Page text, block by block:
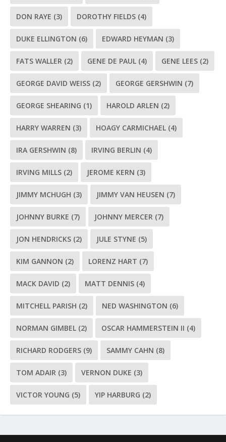
DON RAYE (3) DOROTHY FIELDS (4)
DUKE ELLINGTON (6) EDWARD HEYMAN (3)
FATS WALLER (2) GENE DE PAUL (4) GENE LEES (2)
GEORGE DAVID WEISS (2) GEORGE GERSHWIN (7)
GEORGE SHEARING (1) HAROLD ARLEN (2)
HARRY WARREN (3) HOAGY CARMICHAEL (4)
IRA GERSHWIN (8) IRVING BERLIN (4)
IRVING MILLS (2) JEROME KERN (3)
JIMMY MCHUGH (3) JIMMY VAN HEUSEN (7)
JOHNNY BURKE (7) JOHNNY MERCER (7)
JON HENDRICKS (2) JULE STYNE (5)
KIM GANNON (2) LORENZ HART (7)
MACK DAVID (2) MATT DENNIS (4)
MITCHELL PARISH (2) NED WASHINGTON (6)
NORMAN GIMBEL (2) OSCAR HAMMERSTEIN II (4)
RICHARD RODGERS (9) SAMMY CAHN (8)
TOM ADAIR (3) VERNON DUKE (3)
VICTOR YOUNG (5) YIP HARBURG (2)